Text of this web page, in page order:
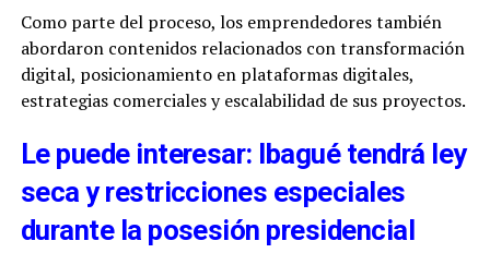
Como parte del proceso, los emprendedores también
abordaron contenidos relacionados con transformación
digital, posicionamiento en plataformas digitales,
estrategias comerciales y escalabilidad de sus proyectos.
Le puede interesar: Ibagué tendrá ley
seca y restricciones especiales
durante la posesión presidencial